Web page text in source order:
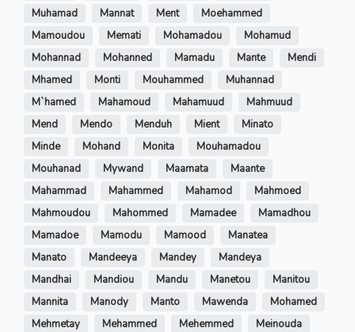
Muhamad
Mannat Ment
Moehammed
Mamoudou
Memati Mohamadou
Mohamud
Mohannad
Mohanned Mamadu Mante
Mendi
Mhamed
Monti Mouhammed
Muhannad
M`hamed
Mahamoud Mahamuud
Mahmuud
Mend
Mendo Menduh Mient
Minato
Minde
Mohand Monita
Mouhamadou
Mouhanad
Mywand Maamata
Maante
Mahammad
Mahammed Mahamod
Mahmoed
Mahmoudou
Mahommed Mamadee
Mamadhou
Mamadoe
Mamodu Mamood
Manatea
Manato
Mandeeya Mandey
Mandeya
Mandhai
Mandiou Mandu Manetou
Manitou
Mannita
Manody Manto Mawenda
Mohamed
Mehmetay
Mehammed Mehemmed
Meinouda